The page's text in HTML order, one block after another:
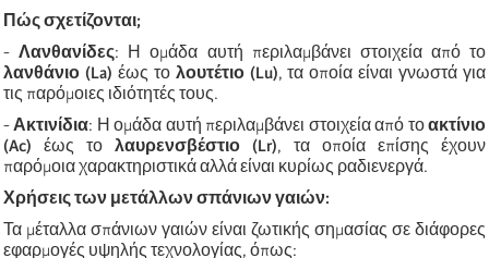
Πώς σχετίζονται;
-Λανθανίδες: Η ομάδα αυτή περιλαμβάνει στοιχεία από το
λανθάνιο (La) έως το λουτέτιο (Lu), τα οποία είναι γνωστά για
τις παρόμοιες ιδιότητές τους.
-Ακτινίδια: Η ομάδα αυτή περιλαμβάνει στοιχεία από τοακτίνιο
(Ac) έως το λαυρενσβέστιο (Lr), τα οποία επίσης έχουν
παρόμοια χαρακτηριστικά αλλά είναι κυρίως ραδιενεργά.
Χρήσεις των μετάλλων σπάνιων γαιών:
Τα μέταλλα σπάνιων γαιών είναι ζωτικής σημασίας σε διάφορες
εφαρμογές υψηλής τεχνολογίας, όπως: